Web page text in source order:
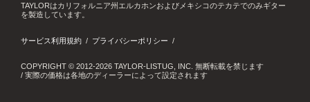
サービス利用規約 プライバシーポリシー
TAYLORはカリフォルニア州エルカホンおよびメキシコのテカテでのみギター
を製造しています。
COPYRIGHT © 2012-2026 TAYLOR-LISTUG, INC. 無断転載を禁じます
/ 実際の価格は各地のディーラーによって設定されます